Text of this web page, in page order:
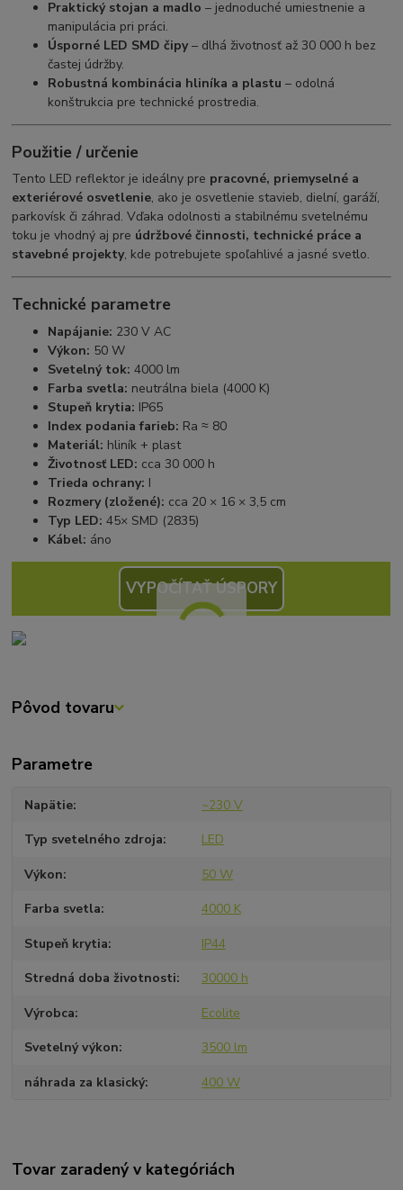
Praktický stojan a madlo – jednoduché umiestnenie a
manipulácia pri práci.
Úsporné LED SMD čipy– dlhá životnosť až 30 000 h bez
častej údržby.
Robustná kombinácia hliníka a plastu – odolná
konštrukcia pre technické prostredia.
Použitie / určenie
Tento LED reflektor je ideálny pre pracovné, priemyselné a
exteriérové osvetlenie, ako je osvetlenie stavieb, dielní, garáží,
parkovísk či záhrad. Vďaka odolnosti a stabilnému svetelnému
toku je vhodný aj pre údržbové činnosti, technické práce a
stavebné projekty, kde potrebujete spoľahlivé a jasné svetlo.
Technické parametre
Napájanie: 230 V AC
Výkon: 50 W
Svetelný tok: 4000 lm
Farba svetla: neutrálna biela (4000 K)
Stupeň krytia: IP65
Index podania farieb: Ra ≈ 80
Materiál: hliník + plast
Životnosť LED: cca 30 000 h
Trieda ochrany: I
Rozmery (zložené): cca 20 × 16 × 3,5 cm
Typ LED: 45× SMD (2835)
Kábel: áno
VYPOČÍTAŤ ÚSPORY
Pôvod tovaru
Parametre
Napätie ~230 V
Typ svetelného zdroja LED
Výkon 50 W
Farba svetla 4000 K
Stupeň krytia IP44
Stredná doba životnosti 30000 h
Výrobca Ecolite
Svetelný výkon 3500 lm
náhrada za klasický 400 W
Tovar zaradený v kategóriách